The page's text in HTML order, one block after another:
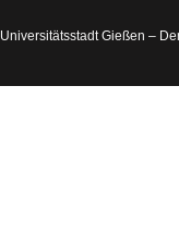
Gießen –